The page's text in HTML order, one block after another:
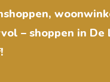
– shoppen in